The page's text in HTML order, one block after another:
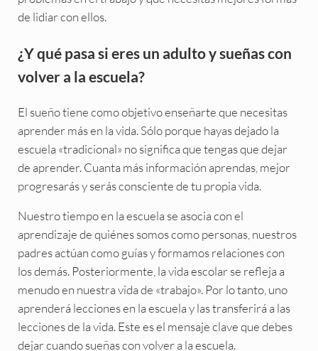
de lidiar con ellos.
¿Y qué pasa si eres un adulto y sueñas con
volver a la escuela?
El sueño tiene como objetivo enseñarte que necesitas
aprender más en la vida. Sólo porque hayas dejado la
escuela «tradicional» no significa que tengas que dejar
de aprender. Cuanta más información aprendas, mejor
progresarás y serás consciente de tu propia vida.
Nuestro tiempo en la escuela se asocia con el
aprendizaje de quiénes somos como personas, nuestros
padres actúan como guías y formamos relaciones con
los demás. Posteriormente, la vida escolar se refleja a
menudo en nuestra vida de «trabajo». Por lo tanto, uno
aprenderá lecciones en la escuela y las transferirá a las
lecciones de la vida. Este es el mensaje clave que debes
dejar cuando sueñas con volver a la escuela.